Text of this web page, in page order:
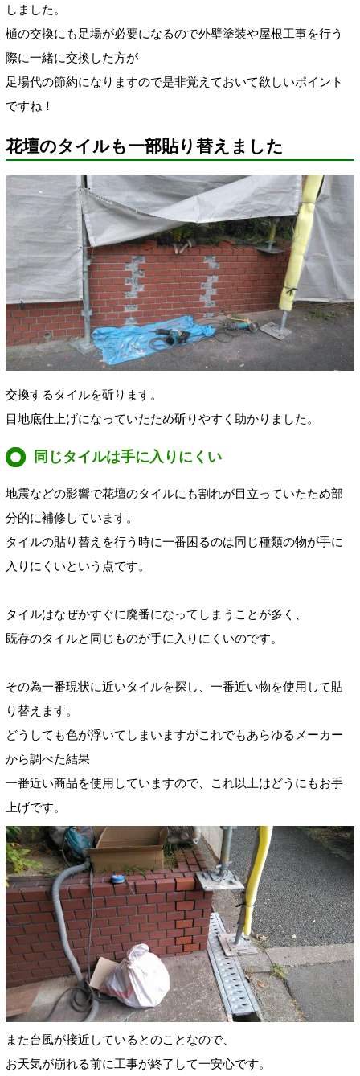
しました。
樋の交換にも足場が必要になるので外壁塗装や屋根工事を行う
際に一緒に交換した方が
足場代の節約になりますので是非覚えておいて欲しいポイント
ですね！
花壇のタイルも一部貼り替えました
交換するタイルを斫ります。
目地底仕上げになっていたため斫りやすく助かりました。
同じタイルは手に入りにくい
地震などの影響で花壇のタイルにも割れが目立っていたため部
分的に補修しています。
タイルの貼り替えを行う時に一番困るのは同じ種類の物が手に
入りにくいという点です。
タイルはなぜかすぐに廃番になってしまうことが多く、
既存のタイルと同じものが手に入りにくいのです。
その為一番現状に近いタイルを探し、一番近い物を使用して貼
り替えます。
どうしても色が浮いてしまいますがこれでもあらゆるメーカー
から調べた結果
一番近い商品を使用していますので、これ以上はどうにもお手
上げです。
また台風が接近しているとのことなので、
お天気が崩れる前に工事が終了して一安心です。